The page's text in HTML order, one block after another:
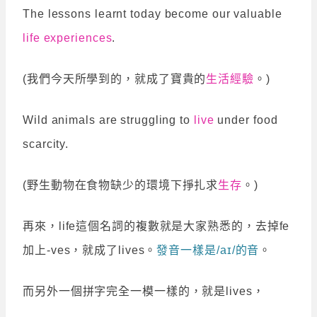
The lessons learnt today become our valuable
life experiences.
(我們今天所學到的，就成了寶貴的生活經驗 。)
Wild animals are struggling to live under food
scarcity.
(野生動物在食物缺少的環境下掙扎求生存 。)
再來，life這個名詞的複數就是大家熟悉的，去掉fe
加上-ves，就成了lives。發音一樣是/aɪ/的音 。
而另外一個拼字完全一模一樣的，就是lives，